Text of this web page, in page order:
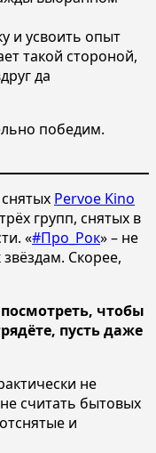
и усвоить опыт
такой стороной,
да
победим.
Pervoe Kino
групп, снятых в
«#Про_Рок» – не
Скорее,
чтобы
пусть даже
не
считать бытовых
и